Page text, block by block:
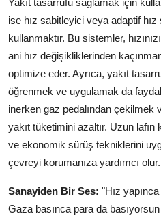
Yakıt tasarrufu sağlamak için
ise hız sabitleyici veya adaptif
kullanmaktır. Bu sistemler,
ani hız değişikliklerinden
optimize eder. Ayrıca, yakıt
öğrenmek ve uygulamak da
inerken gaz pedalından çekilmek
yakıt tüketimini azaltır. Uzun lafın
ve ekonomik sürüş tekniklerini
çevreyi korumanıza yardımcı olur.
Sanayiden Bir Ses: "Hız
Gaza basınca para da